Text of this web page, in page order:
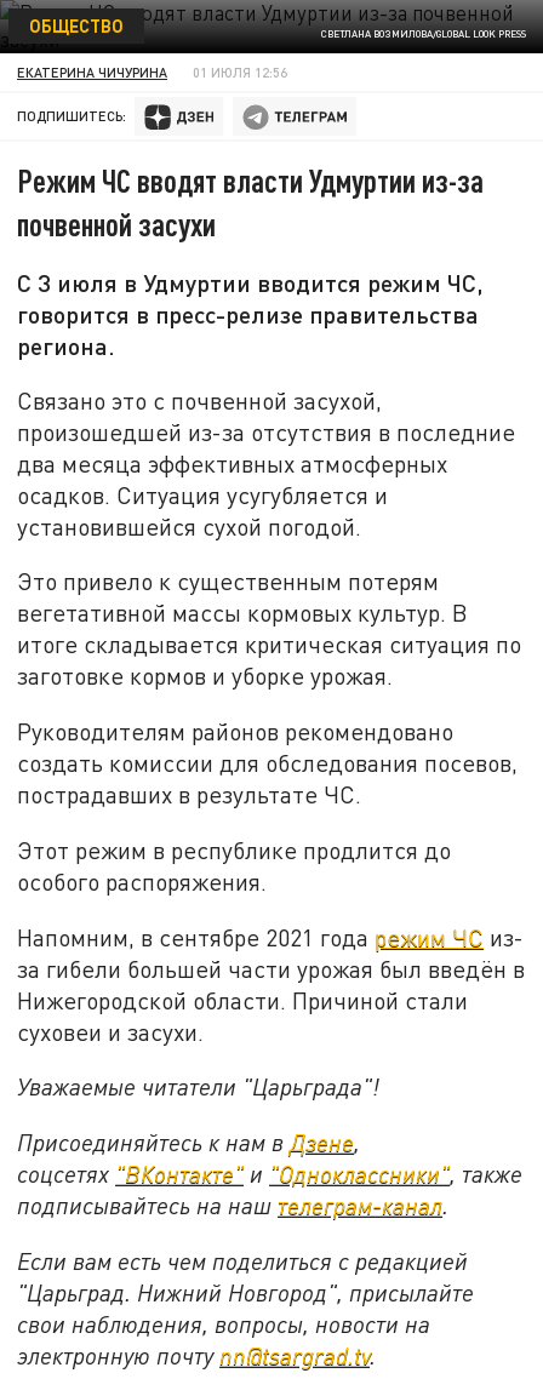
СВЕТЛАНА ВОЗМИЛОВА/GLOBAL LOOK PRESS
ОБЩЕСТВО
ЕКАТЕРИНА ЧИЧУРИНА 01 ИЮЛЯ 12:56
ПОДПИШИТЕСЬ:
Режим ЧС вводят власти Удмуртии из-за
почвенной засухи
С 3 июля в Удмуртии вводится режим ЧС,
говорится в пресс-релизе правительства
региона.
Связано это с почвенной засухой,
произошедшей из-за отсутствия в последние
два месяца эффективных атмосферных
осадков. Ситуация усугубляется и
установившейся сухой погодой.
Это привело к существенным потерям
вегетативной массы кормовых культур. В
итоге складывается критическая ситуация по
заготовке кормов и уборке урожая.
Руководителям районов рекомендовано
создать комиссии для обследования посевов,
пострадавших в результате ЧС.
Этот режим в республике продлится до
особого распоряжения.
Напомним, в сентябре 2021 года режим ЧС из-
за гибели большей части урожая был введён в
Нижегородской области. Причиной стали
суховеи и засухи.
Уважаемые читатели "Царьграда"!
Присоединяйтесь к нам вДзене,
соцсетях "ВКонтакте" и "Одноклассники", также
подписывайтесь на наш телеграм-канал.
Если вам есть чем поделиться с редакцией
"Царьград. Нижний Новгород", присылайте
свои наблюдения, вопросы, новости на
электронную почту nn@tsargrad.tv.